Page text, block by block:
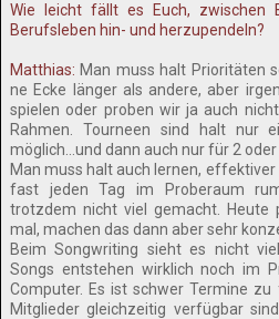
Wie leicht fällt es Euch, zwischen
Berufsleben hin- und herzupendeln?
Matthias: Man muss halt Prioritäten
ne Ecke länger als andere, aber
spielen oder proben wir ja auch
Rahmen. Tourneen sind halt nur
möglich…und dann auch nur für 2 oder
Man muss halt auch lernen,
fast jeden Tag im Proberaum
trotzdem nicht viel gemacht. Heute
mal, machen das dann aber sehr
Beim Songwriting sieht es nicht
Songs entstehen wirklich noch im
Computer. Es ist schwer Termine
Mitglieder gleichzeitig verfügbar